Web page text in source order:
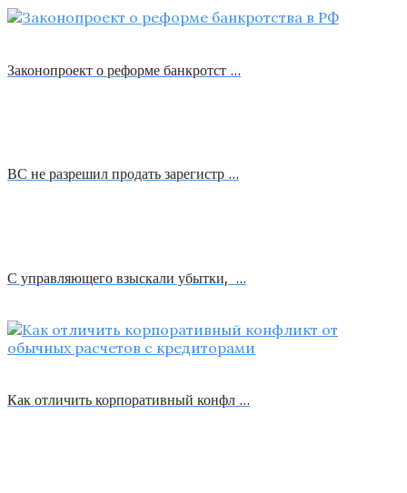
Законопроект о реформе банкротст …
ВС не разрешил продать зарегистр …
С управляющего взыскали убытки, …
Как отличить корпоративный конфл …